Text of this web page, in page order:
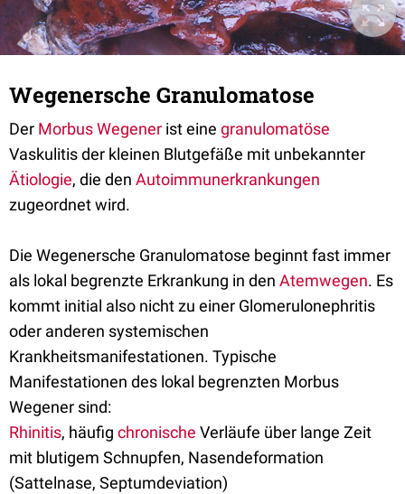
Wegenersche Granulomatose
Der Morbus Wegener ist eine granulomatöse
Vaskulitis der kleinen Blutgefäße mit unbekannter
Ätiologie, die den Autoimmunerkrankungen
zugeordnet wird.
Die Wegenersche Granulomatose beginnt fast immer
als lokal begrenzte Erkrankung in den Atemwegen. Es
kommt initial also nicht zu einer Glomerulonephritis
oder anderen systemischen
Krankheitsmanifestationen. Typische
Manifestationen des lokal begrenzten Morbus
Wegener sind:
Rhinitis, häufig chronische Verläufe über lange Zeit
mit blutigem Schnupfen, Nasendeformation
(Sattelnase, Septumdeviation)